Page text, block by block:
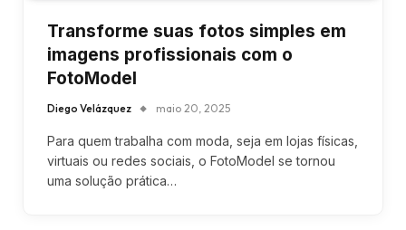
Transforme suas fotos simples em
imagens profissionais com o
FotoModel
Diego Velázquez maio 20, 2025
Para quem trabalha com moda, seja em lojas físicas,
virtuais ou redes sociais, o FotoModel se tornou
uma solução prática…